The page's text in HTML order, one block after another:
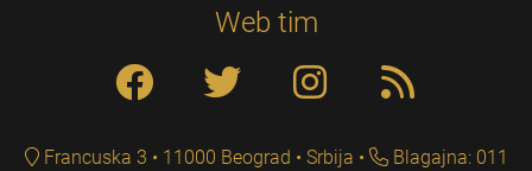
Web tim
Francuska 3 • 11000 Beograd • Srbija Blagajna: 011